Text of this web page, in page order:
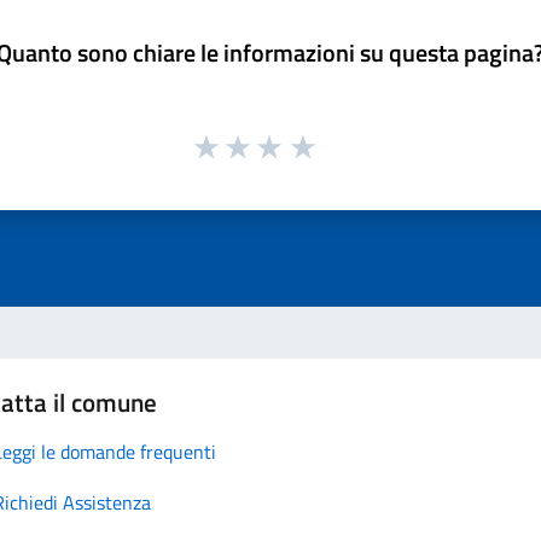
sono chiare le informazioni su questa
il comune
le domande frequenti
Assistenza